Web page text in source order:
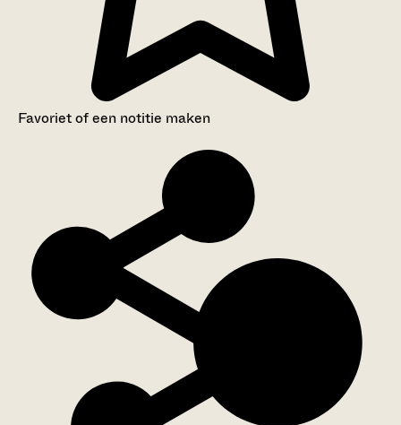
Favoriet of een notitie maken